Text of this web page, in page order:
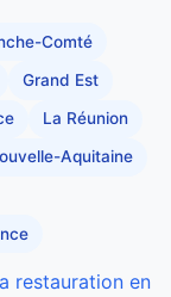
Comté
Grand Est
La Réunion
Aquitaine
restauration en